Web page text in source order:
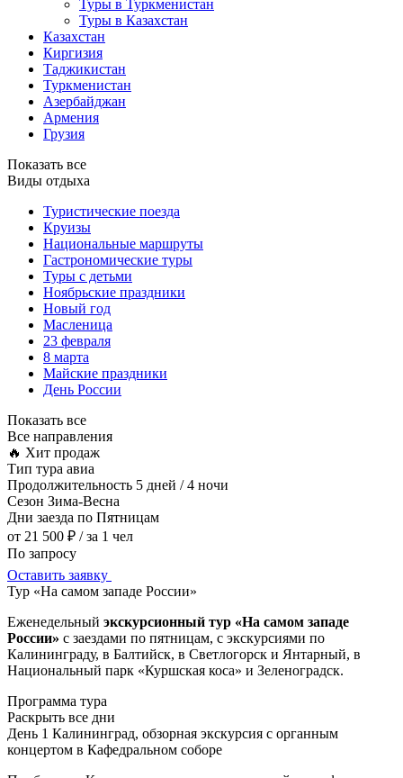
Туры в Туркменистан
Туры в Казахстан
Казахстан
Киргизия
Таджикистан
Туркменистан
Азербайджан
Армения
Грузия
Показать все
Виды отдыха
Туристические поезда
Круизы
Национальные маршруты
Гастрономические туры
Туры с детьми
Ноябрьские праздники
Новый год
Масленица
23 февраля
8 марта
Майские праздники
День России
Показать все
Все направления
🔥 Хит продаж
Тип тура авиа
Продолжительность 5 дней / 4 ночи
Сезон Зима-Весна
Дни заезда по Пятницам
от 21 500 ₽ / за 1 чел
По запросу
Оставить заявку
Тур «На самом западе России»
Еженедельный экскурсионный тур «На самом западе
России» с заездами по пятницам, с экскурсиями по
Калининграду, в Балтийск, в Светлогорск и Янтарный, в
Национальный парк «Куршская коса» и Зеленоградск.
Программа тура
Раскрыть все дни
День 1 Калининград, обзорная экскурсия с органным
концертом в Кафедральном соборе